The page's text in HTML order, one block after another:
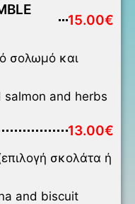
15.00€
σολωμό και
and herbs
13.00€
σκολάτα ή
and biscuit